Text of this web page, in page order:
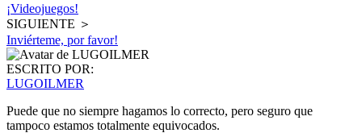
¡Videojuegos!
SIGUIENTE ＞
Inviérteme, por favor!
ESCRITO POR:
LUGOILMER
Puede que no siempre hagamos lo correcto, pero seguro que
tampoco estamos totalmente equivocados.